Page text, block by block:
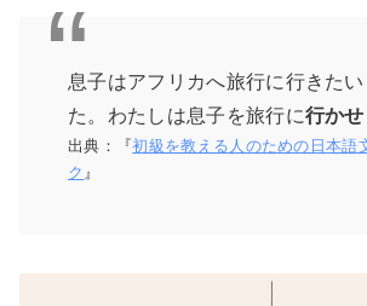
息子はアフリカへ旅行に行きた
た。わたしは息子を旅行に行か
出典：『初級を教える人のための日本語
ク 』